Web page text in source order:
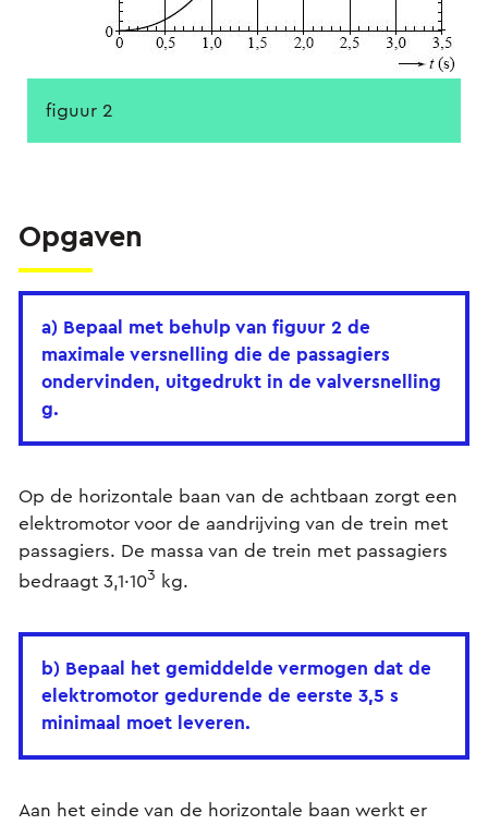
figuur 2
Opgaven
a) Bepaal met behulp van figuur 2 de
maximale versnelling die de passagiers
ondervinden, uitgedrukt in de valversnelling
g.
Op de horizontale baan van de achtbaan zorgt een
elektromotor voor de aandrijving van de trein met
passagiers. De massa van de trein met passagiers
bedraagt 3,1·103 kg.
b) Bepaal het gemiddelde vermogen dat de
elektromotor gedurende de eerste 3,5 s
minimaal moet leveren.
Aan het einde van de horizontale baan werkt er